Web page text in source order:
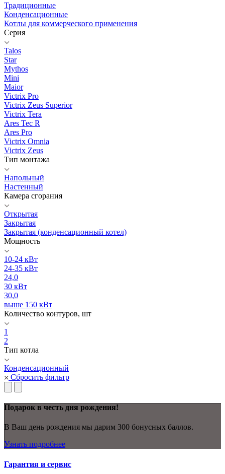
Традиционные
Конденсационные
Котлы для коммерческого применения
Серия
Talos
Star
Mythos
Mini
Maior
Victrix Pro
Victrix Zeus Superior
Victrix Tera
Ares Tec R
Ares Pro
Victrix Omnia
Victrix Zeus
Тип монтажа
Напольный
Настенный
Камера сгорания
Открытая
Закрытая
Закрытая (конденсационный котел)
Мощность
10-24 кВт
24-35 кВт
24,0
30 кВт
30,0
выше 150 кВт
Количество контуров, шт
1
2
Тип котла
Конденсационный
Сбросить фильтр
Подарок в честь дня рождения!
В Ваш день рождения мы дарим 300 бонусных баллов.
Узнать подробнее
Гарантия и сервис